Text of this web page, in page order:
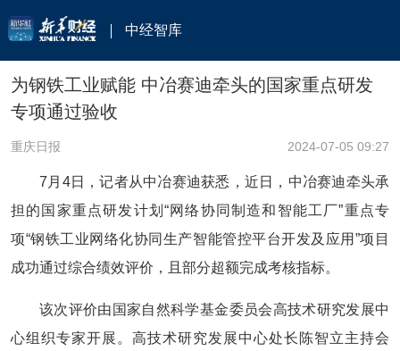
中经智库
为钢铁工业赋能 中冶赛迪牵头的国家重点研发
专项通过验收
重庆日报 2024-07-05 09:27
7月4日，记者从中冶赛迪获悉，近日，中冶赛迪牵头承
担的国家重点研发计划“网络协同制造和智能工厂”重点专
项“钢铁工业网络化协同生产智能管控平台开发及应用”项目
成功通过综合绩效评价，且部分超额完成考核指标。
该次评价由国家自然科学基金委员会高技术研究发展中
心组织专家开展。高技术研究发展中心处长陈智立主持会